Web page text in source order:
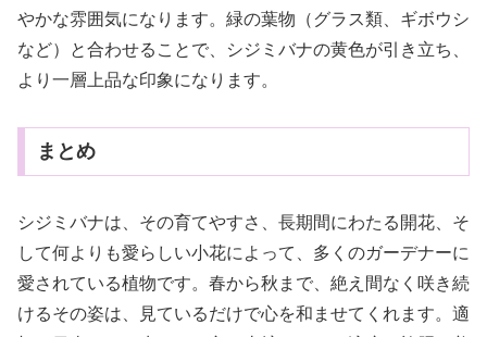
やかな雰囲気になります。緑の葉物（グラス類、ギボウシ
など）と合わせることで、シジミバナの黄色が引き立ち、
より一層上品な印象になります。
まとめ
シジミバナは、その育てやすさ、長期間にわたる開花、そ
して何よりも愛らしい小花によって、多くのガーデナーに
愛されている植物です。春から秋まで、絶え間なく咲き続
けるその姿は、見ているだけで心を和ませてくれます。適